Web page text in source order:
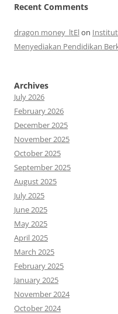
Recent Comments
dragon money_ltElon
Menyediakan Pendidikan
Archives
July 2026
February 2026
December 2025
November 2025
October 2025
September 2025
August 2025
July 2025
June 2025
May 2025
April 2025
March 2025
February 2025
January 2025
November 2024
October 2024